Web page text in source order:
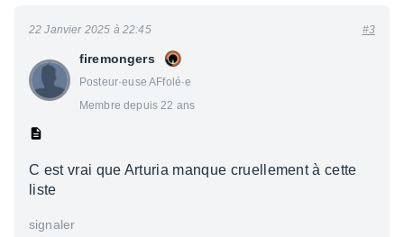
firemongers
Posteur·euse AFfolé·e
Membre depuis 22 ans
22 Janvier 2025 à 22:45 #3
C est vrai que Arturia manque cruellement à cette
liste
signaler